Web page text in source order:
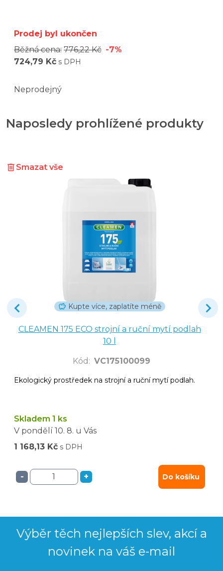
Prodej byl ukončen
Běžná cena: 776,22 Kč -7%
724,79 Kč s DPH
Neprodejný
Naposledy prohlížené produkty
Smazat vše
Kupte více, zaplatíte méně
CLEAMEN 175 ECO strojní a ruční mytí podlah
10 l
Kód : VC175100099
Ekologický prostředek na strojní a ruční mytí podlah.
Skladem 1 ks
V pondělí 10. 8. u Vás
1 168,13 Kč s DPH
- + Do košíku
Výběr těch nejlepších slev, akcí a
novinek na váš e-mail